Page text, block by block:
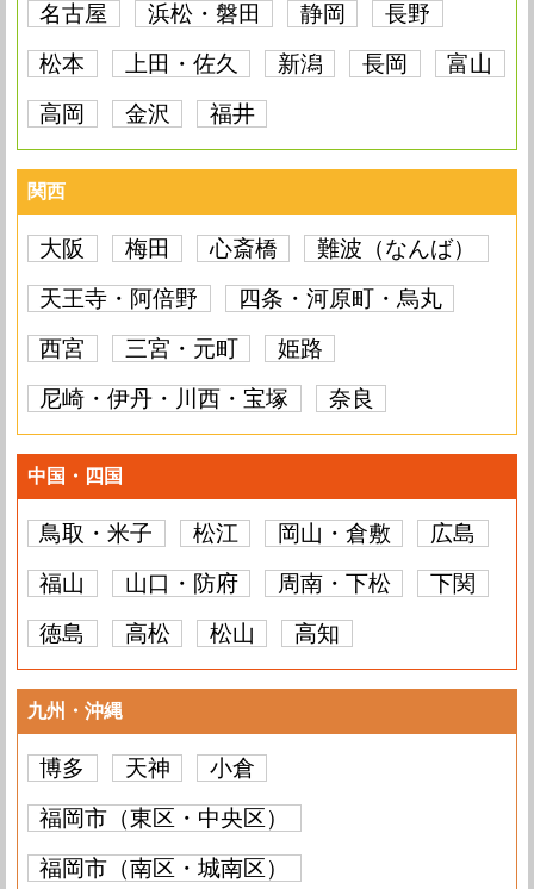
名古屋 浜松・磐田 静岡
長野
松本
上田・佐久 新潟 長岡
富山
高岡
金沢 福井
関西
大阪 梅田 心斎橋
難波（なんば）
天王寺・阿倍野
四条・河原町・烏丸
西宮
三宮・元町
姫路
尼崎・伊丹・川西・宝塚
奈良
中国・四国
鳥取・米子 松江 岡山・倉敷
広島
福山
山口・防府 周南・下松
下関
徳島
高松 松山 高知
九州・沖縄
博多 天神
小倉
福岡市（東区・中央区）
福岡市（南区・城南区）